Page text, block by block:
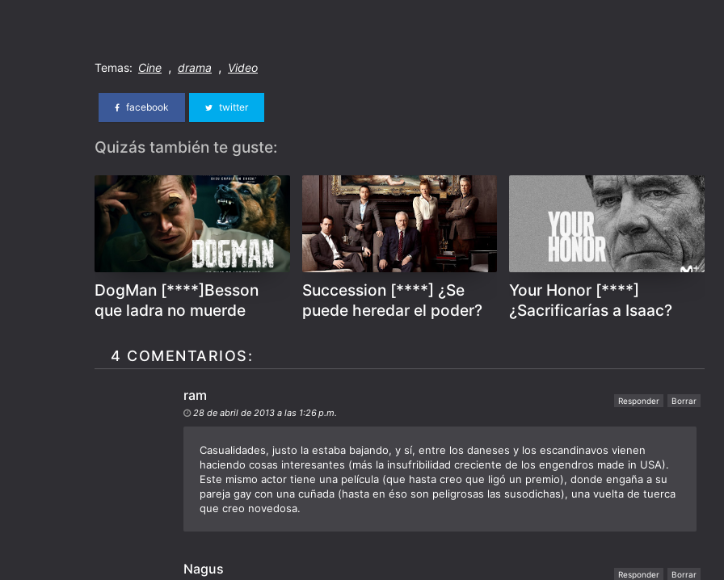
Temas: Cine , drama , Video
facebook twitter
Quizás también te guste:
DogMan [****]Besson
que ladra no muerde
Succession [****] ¿Se
puede heredar el poder?
Your Honor [****]
¿Sacrificarías a Isaac?
4 COMENTARIOS:
ram
28 de abril de 2013 a las 1:26 p.m.
Casualidades, justo la estaba bajando, y sí, entre los daneses y los escandinavos vienen
haciendo cosas interesantes (más la insufribilidad creciente de los engendros made in USA).
Este mismo actor tiene una película (que hasta creo que ligó un premio), donde engaña a su
pareja gay con una cuñada (hasta en éso son peligrosas las susodichas), una vuelta de tuerca
que creo novedosa.
Responder Borrar
Nagus Responder Borrar